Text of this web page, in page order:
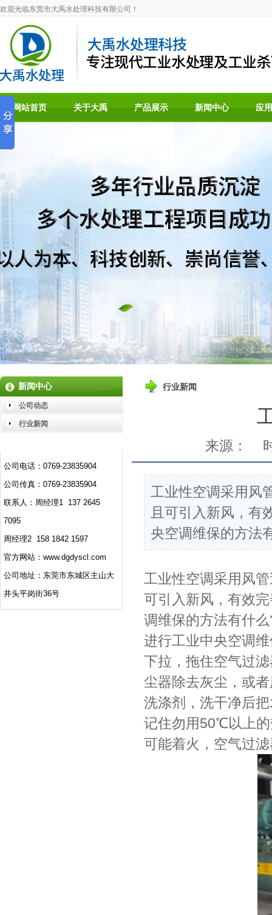
欢迎光临东莞市大禹水处理科技有限公司！
网站首页 关于大禹 产品展示 新闻中心 应
新闻中心
公司动态
行业新闻
公司电话：0769-23835904
公司传真：0769-23835904
联系人：周经理1 137 2645
7095
周经理2 158 1842 1597
官方网站：www.dgdyscl.com
公司地址：东莞市东城区主山大
井头平岗街36号
行业新闻
来源：
工业性空调采用风
且可引入新风，有
央空调维保的方法
工业性空调采用风
可引入新风，有效
调维保的方法有什
进行工业中央空调
下拉，拖住空气过
尘器除去灰尘，或
洗涤剂，洗干净后
记住勿用50℃以上的
可能着火，空气过